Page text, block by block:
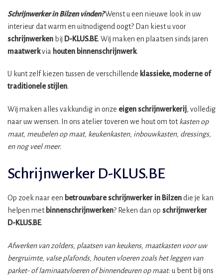
Schrijnwerker in Bilzen vinden?Wenst u een nieuwe look in uw
interieur dat warm en uitnodigend oogt? Dan kiest u voor
schrijnwerken bij D-KLUS.BE. Wij maken en plaatsen sinds jaren
maatwerkvia houten binnenschrijnwerk.
U kunt zelf kiezen tussen de verschillende klassieke, moderne of
traditionele stijlen.
Wij maken alles vakkundig in onze eigen schrijnwerkerij, volledig
naar uw wensen. In ons atelier toveren we hout om totkasten op
maat, meubelen op maat, keukenkasten, inbouwkasten, dressings,
en nog veel meer.
Schrijnwerker D-KLUS.BE
Op zoek naar een betrouwbare schrijnwerker in Bilzendie je kan
helpen met binnenschrijnwerken? Reken dan op schrijnwerker
D-KLUS.BE.
Afwerken van zolders, plaatsen van keukens, maatkasten voor uw
bergruimte, valse plafonds, houten vloeren zoals het leggen van
parket- of laminaatvloeren of binnendeuren op maat:u bent bij ons